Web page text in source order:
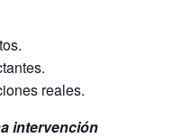
reales.
intervención